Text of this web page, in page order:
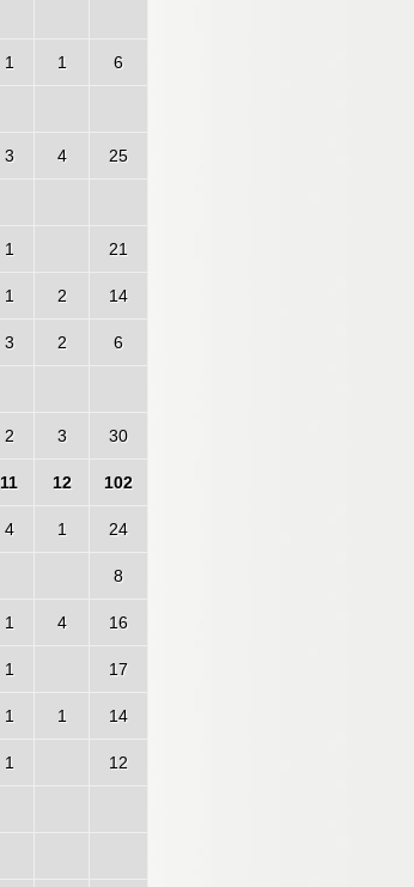
1 1 6
3 4 25
1 21
1 2 14
3 2 6
2 3 30
11 12 102
4 1 24
8
1 4 16
1 17
1 1 14
1 12